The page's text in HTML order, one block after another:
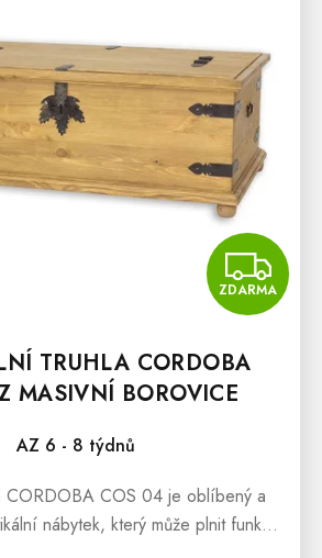
ZDARMA
TRUHLA CORDOBA
MASIVNÍ BOROVICE
AZ 6 - 8 týdnů
CORDOBA COS 04 je oblíbený a
nábytek, který může plnit funkci